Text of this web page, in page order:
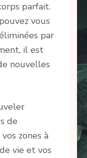
parfait.
vous
par
il est
nouvelles
de
zones à
vie et vos